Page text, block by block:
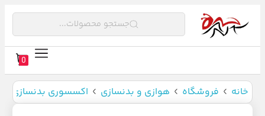
جستجو محصولات...
0
خانه فروشگاه هوازی و بدنسازی اکسسوری بدنسازی